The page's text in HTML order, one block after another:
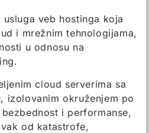
veb hostinga koja
i mrežnim tehnologijama,
u odnosu na
cloud serverima sa
izolovanim okruženjem po
i performanse,
od katastrofe,